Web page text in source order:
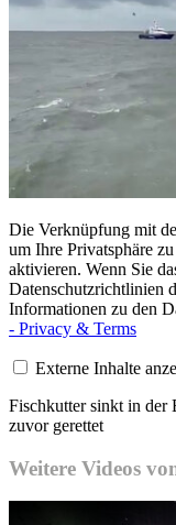
Die Verknüpfung mit
um Ihre Privatsphäre
aktivieren. Wenn Sie
Datenschutzrichtlinien
Informationen zu den
- Privacy & Terms
Externe Inhalte
Fischkutter sinkt in der
zuvor gerettet
Weitere Videos